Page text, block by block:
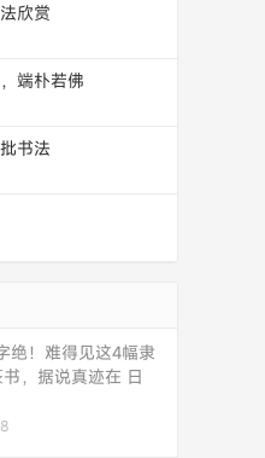
欣赏
端朴若佛
书法
绝！难得见这4幅隶
，据说真迹在 日